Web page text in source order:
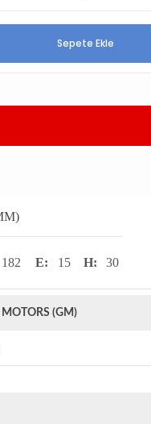
Sepete Ekle
182 E: 15 H: 30
(GM)